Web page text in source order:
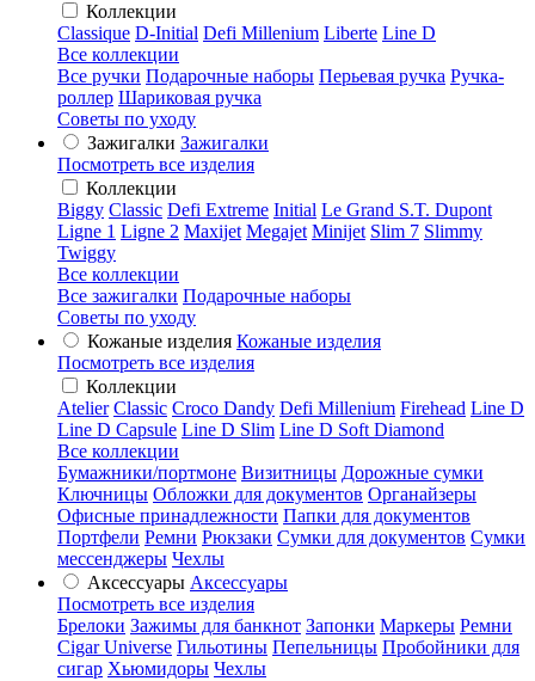
Коллекции
Classique D-Initial Defi Millenium Liberte Line D
Все коллекции
Все ручки Подарочные наборы Перьевая ручка Ручка-
роллер Шариковая ручка
Советы по уходу
Зажигалки Зажигалки
Посмотреть все изделия
Коллекции
Biggy Classic Defi Extreme Initial Le Grand S.T. Dupont
Ligne 1 Ligne 2 Maxijet Megajet Minijet Slim 7 Slimmy
Twiggy
Все коллекции
Все зажигалки Подарочные наборы
Советы по уходу
Кожаные изделия Кожаные изделия
Посмотреть все изделия
Коллекции
Atelier Classic Croco Dandy Defi Millenium Firehead Line D
Line D Capsule Line D Slim Line D Soft Diamond
Все коллекции
Бумажники/портмоне Визитницы Дорожные сумки
Ключницы Обложки для документов Органайзеры
Офисные принадлежности Папки для документов
Портфели Ремни Рюкзаки Сумки для документов Сумки
мессенджеры Чехлы
Аксессуары Аксессуары
Посмотреть все изделия
Брелоки Зажимы для банкнот Запонки Маркеры Ремни
Cigar Universe Гильотины Пепельницы Пробойники для
сигар Хьюмидоры Чехлы